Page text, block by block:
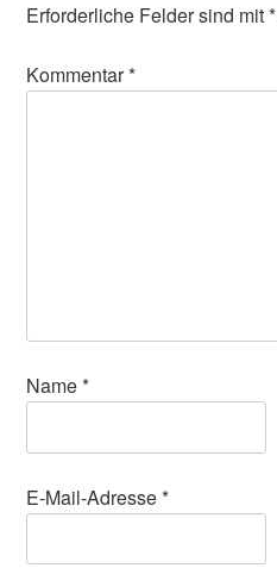
Erforderliche Felder sind mit*
Kommentar*
Name*
E-Mail-Adresse*